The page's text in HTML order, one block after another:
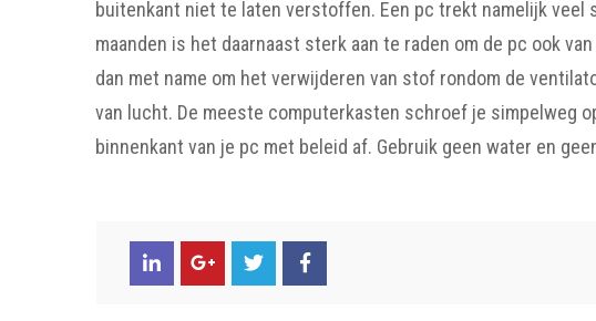
buitenkant niet te laten verstoffen. Een pc trekt namelijk veel
maanden is het daarnaast sterk aan te raden om de pc ook
dan met name om het verwijderen van stof rondom de
van lucht. De meeste computerkasten schroef je simpelweg
binnenkant van je pc met beleid af. Gebruik geen water en